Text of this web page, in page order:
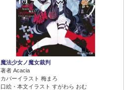
魔法少女ノ魔女裁判
著者 Acacia
カバーイラスト 梅まろ
口絵・本文イラスト すがわら おむ